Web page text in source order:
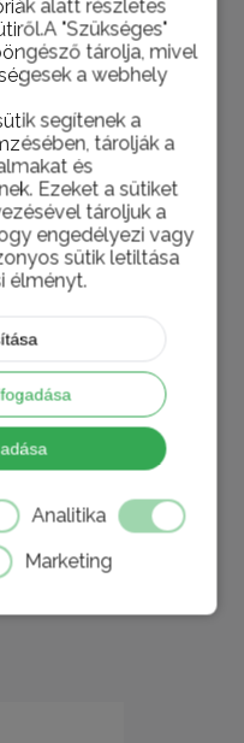
alatt részletes
"Szükséges"
tárolja, mivel
a webhely
segítenek a
tárolják a
és
Ezeket a sütiket
tároljuk a
engedélyezi vagy
sütik letiltása
élményt.
Analitika
Marketing